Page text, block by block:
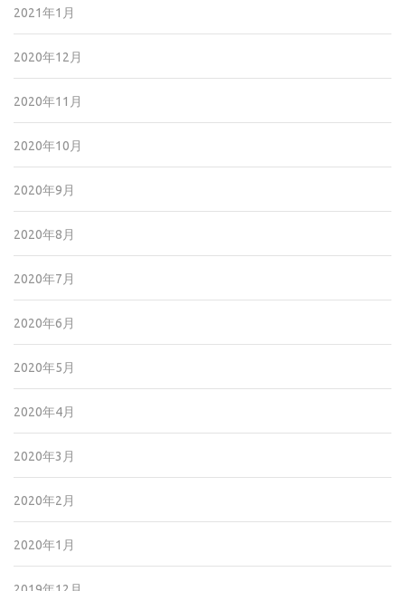
2021年1月
2020年12月
2020年11月
2020年10月
2020年9月
2020年8月
2020年7月
2020年6月
2020年5月
2020年4月
2020年3月
2020年2月
2020年1月